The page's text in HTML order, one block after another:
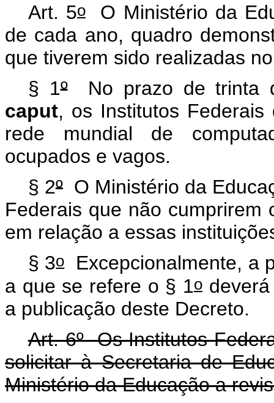
Art. 5oO Ministério da
de cada ano, quadro
que tiverem sido realizadas
§ 1ºNo prazo de trinta
caput, os Institutos
rede mundial de
ocupados e vagos.
§ 2ºO Ministério da
Federais que não cumprirem
em relação a essas
§ 3oExcepcionalmente, a
a que se refere o § 1odeverá
a publicação deste Decreto.
Art. 6º Os Institutos
solicitar à Secretaria de
Ministério da Educação a